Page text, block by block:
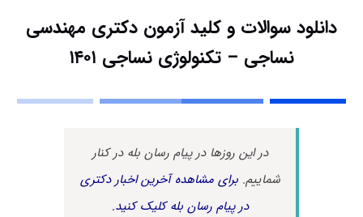
دانلود سوالات و کلید آزمون دکتری مهندسی
نساجی – تکنولوژی نساجی ۱۴۰۱
در این روزها در پیام رسان بله در کنار
شماییم.برای مشاهده آخرین اخبار دکتری
در پیام رسان بله کلیک کنید.